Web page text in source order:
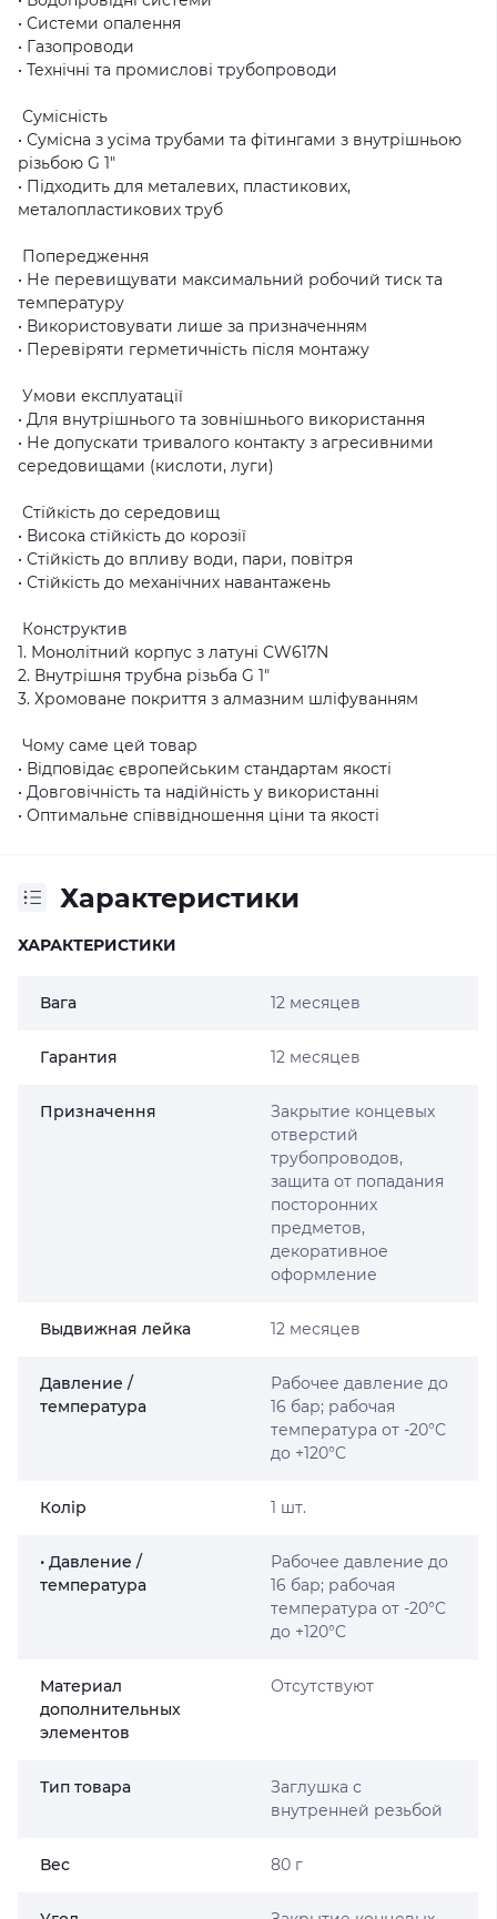
• Системи опалення
• Газопроводи
• Технічні та промислові трубопроводи
Сумісність
• Сумісна з усіма трубами та фітингами з внутрішньою
різьбою G 1″
• Підходить для металевих, пластикових,
металопластикових труб
Попередження
• Не перевищувати максимальний робочий тиск та
температуру
• Використовувати лише за призначенням
• Перевіряти герметичність після монтажу
Умови експлуатації
• Для внутрішнього та зовнішнього використання
• Не допускати тривалого контакту з агресивними
середовищами (кислоти, луги)
Стійкість до середовищ
• Висока стійкість до корозії
• Стійкість до впливу води, пари, повітря
• Стійкість до механічних навантажень
Конструктив
1. Монолітний корпус з латуні CW617N
2. Внутрішня трубна різьба G 1″
3. Хромоване покриття з алмазним шліфуванням
Чому саме цей товар
• Відповідає європейським стандартам якості
• Довговічність та надійність у використанні
• Оптимальне співвідношення ціни та якості
Характеристики
ХАРАКТЕРИСТИКИ
Вага 12 месяцев
Гарантия 12 месяцев
Призначення
Закрытие концевых
отверстий
трубопроводов,
защита от попадания
посторонних
предметов,
декоративное
оформление
Выдвижная лейка 12 месяцев
Давление /
температура
Рабочее давление до
16 бар; рабочая
температура от -20°C
до +120°C
Колір 1 шт.
• Давление /
температура
Рабочее давление до
16 бар; рабочая
температура от -20°C
до +120°C
Материал
дополнительных
элементов
Отсутствуют
Тип товара
Заглушка с
внутренней резьбой
Вес 80 г